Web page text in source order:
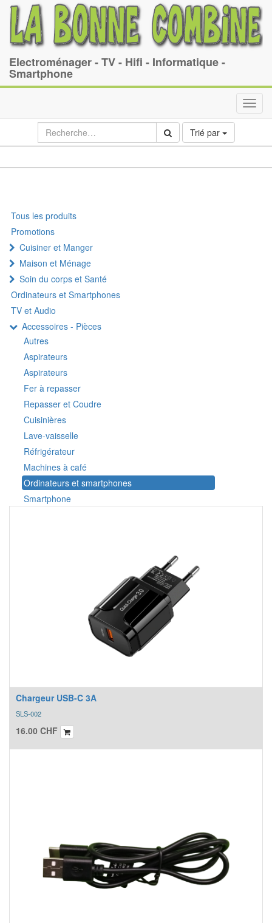
Electroménager - TV - Hifi - Informatique -
Smartphone
Trié par
Tous les produits
Promotions
Cuisiner et Manger
Maison et Ménage
Soin du corps et Santé
Ordinateurs et Smartphones
TV et Audio
Accessoires - Pièces
Autres
Aspirateurs
Aspirateurs
Fer à repasser
Repasser et Coudre
Cuisinières
Lave-vaisselle
Réfrigérateur
Machines à café
Ordinateurs et smartphones
Smartphone
Chargeur USB-C 3A
SLS-002
16.00 CHF